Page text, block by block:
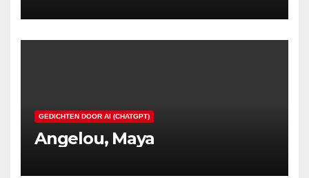
GEDICHTEN DOOR AI (CHATGPT)
Angelou, Maya